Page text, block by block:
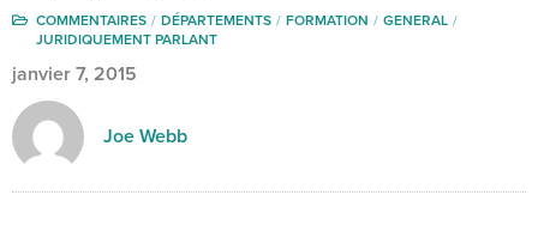
COMMENTAIRES DÉPARTEMENTS FORMATION
GENERAL
JURIDIQUEMENT PARLANT
janvier 7, 2015
Joe Webb